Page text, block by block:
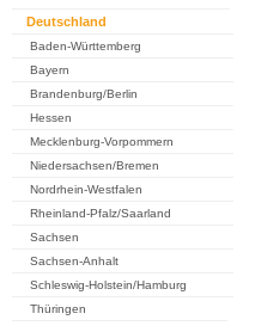
Deutschland
Baden-Württemberg
Bayern
Brandenburg/Berlin
Hessen
Mecklenburg-Vorpommern
Niedersachsen/Bremen
Nordrhein-Westfalen
Rheinland-Pfalz/Saarland
Sachsen
Sachsen-Anhalt
Schleswig-Holstein/Hamburg
Thüringen